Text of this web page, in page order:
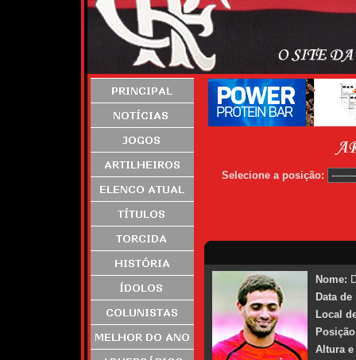
Selecione a posição:
Nome:
Data
Local
Altura